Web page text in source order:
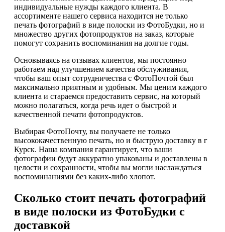
индивидуальные нужды каждого клиента. В
ассортименте нашего сервиса находится не только
печать фотографий в виде полоски из ФотоБудки, но и
множество других фотопродуктов на заказ, которые
помогут сохранить воспоминания на долгие годы.
Основываясь на отзывах клиентов, мы постоянно
работаем над улучшением качества обслуживания,
чтобы ваш опыт сотрудничества с ФотоПочтой был
максимально приятным и удобным. Мы ценим каждого
клиента и стараемся предоставить сервис, на который
можно полагаться, когда речь идет о быстрой и
качественной печати фотопродуктов.
Выбирая ФотоПочту, вы получаете не только
высококачественную печать, но и быструю доставку в г
Курск. Наша компания гарантирует, что ваши
фотографии будут аккуратно упакованы и доставлены в
целости и сохранности, чтобы вы могли наслаждаться
воспоминаниями без каких-либо хлопот.
Сколько стоит печать фотографий
в виде полоски из ФотоБудки с
доставкой